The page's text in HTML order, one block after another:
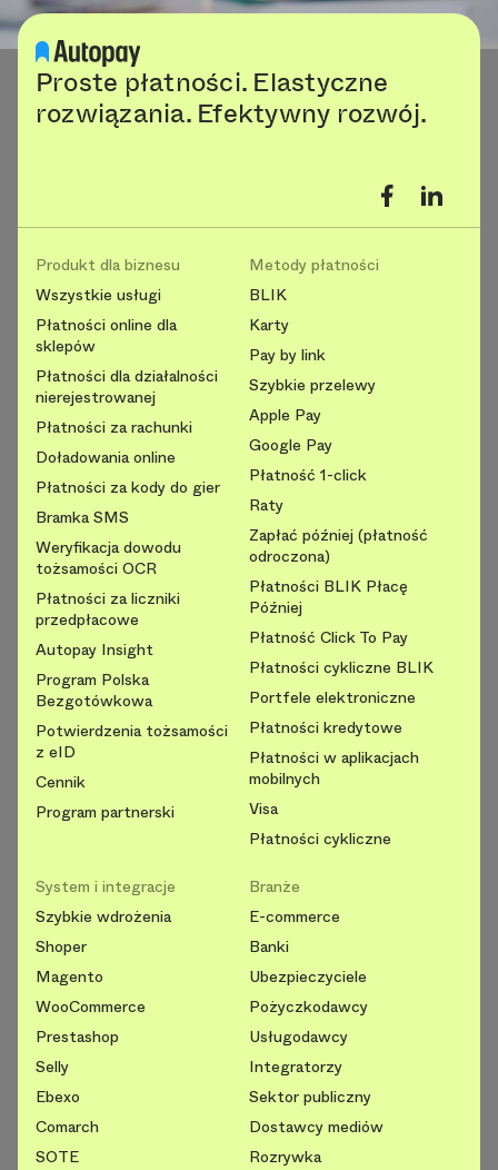
Proste płatności. Elastyczne
rozwiązania. Efektywny rozwój.
Produkt dla biznesu
Wszystkie usługi
Płatności online dla
sklepów
Płatności dla działalności
nierejestrowanej
Płatności za rachunki
Doładowania online
Płatności za kody do gier
Bramka SMS
Weryfikacja dowodu
tożsamości OCR
Płatności za liczniki
przedpłacowe
Autopay Insight
Program Polska
Bezgotówkowa
Potwierdzenia tożsamości
z eID
Cennik
Program partnerski
Metody płatności
BLIK
Karty
Pay by link
Szybkie przelewy
Apple Pay
Google Pay
Płatność 1-click
Raty
Zapłać później (płatność
odroczona)
Płatności BLIK Płacę
Później
Płatność Click To Pay
Płatności cykliczne BLIK
Portfele elektroniczne
Płatności kredytowe
Płatności w aplikacjach
mobilnych
Visa
Płatności cykliczne
System i integracje
Szybkie wdrożenia
Shoper
Magento
WooCommerce
Prestashop
Selly
Ebexo
Comarch
SOTE
Branże
E-commerce
Banki
Ubezpieczyciele
Pożyczkodawcy
Usługodawcy
Integratorzy
Sektor publiczny
Dostawcy mediów
Rozrywka